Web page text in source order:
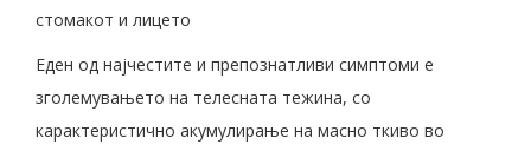
стомакот и лицето
Еден од најчестите и препознатливи симптоми е
зголемувањето на телесната тежина, со
карактеристично акумулирање на масно ткиво во